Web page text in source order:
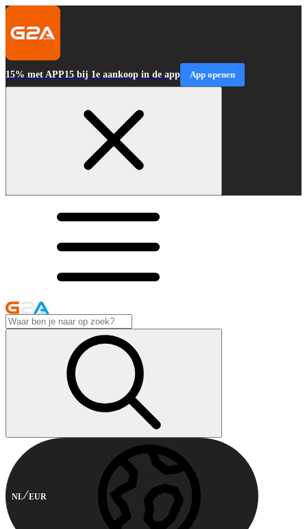
15% met APP15 bij 1e aankoop in de app App openen
NL EUR